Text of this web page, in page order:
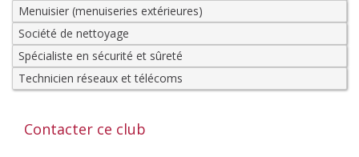
Menuisier (menuiseries extérieures)
Société de nettoyage
Spécialiste en sécurité et sûreté
Technicien réseaux et télécoms
Contacter ce club